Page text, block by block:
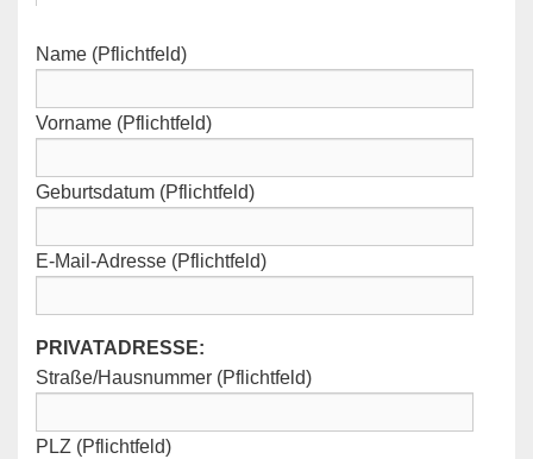
Name (Pflichtfeld)
Vorname (Pflichtfeld)
Geburtsdatum (Pflichtfeld)
E-Mail-Adresse (Pflichtfeld)
PRIVATADRESSE:
Straße/Hausnummer (Pflichtfeld)
PLZ (Pflichtfeld)